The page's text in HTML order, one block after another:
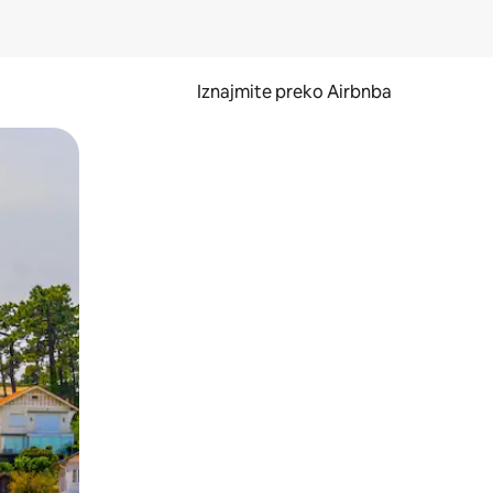
Iznajmite preko Airbnba
prstom po zaslonu.